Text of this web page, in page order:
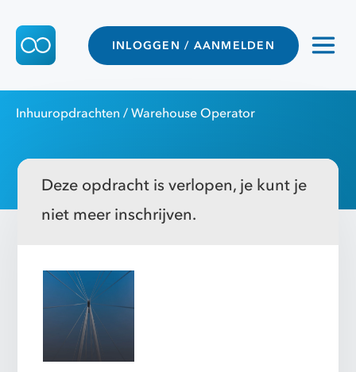
INLOGGEN / AANMELDEN
Inhuuropdrachten / Warehouse Operator
Deze opdracht is verlopen, je kunt je
niet meer inschrijven.